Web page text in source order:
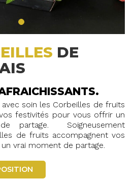
DE
soin les Corbeilles de fruits
festivités pour vous offrir un
partage. Soigneusement
de fruits accompagnent vos
vrai moment de partage.